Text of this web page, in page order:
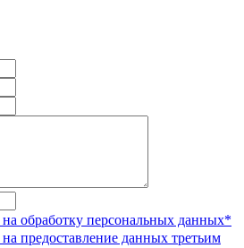
на обработку персональных данных*
на предоставление данных третьим